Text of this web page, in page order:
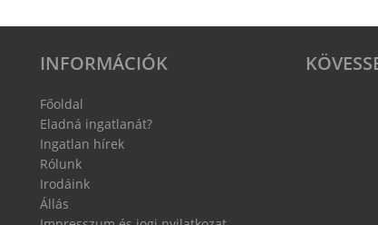
INFORMÁCIÓK
Főoldal
Eladná ingatlanát?
Ingatlan hírek
Rólunk
Irodáink
Állás